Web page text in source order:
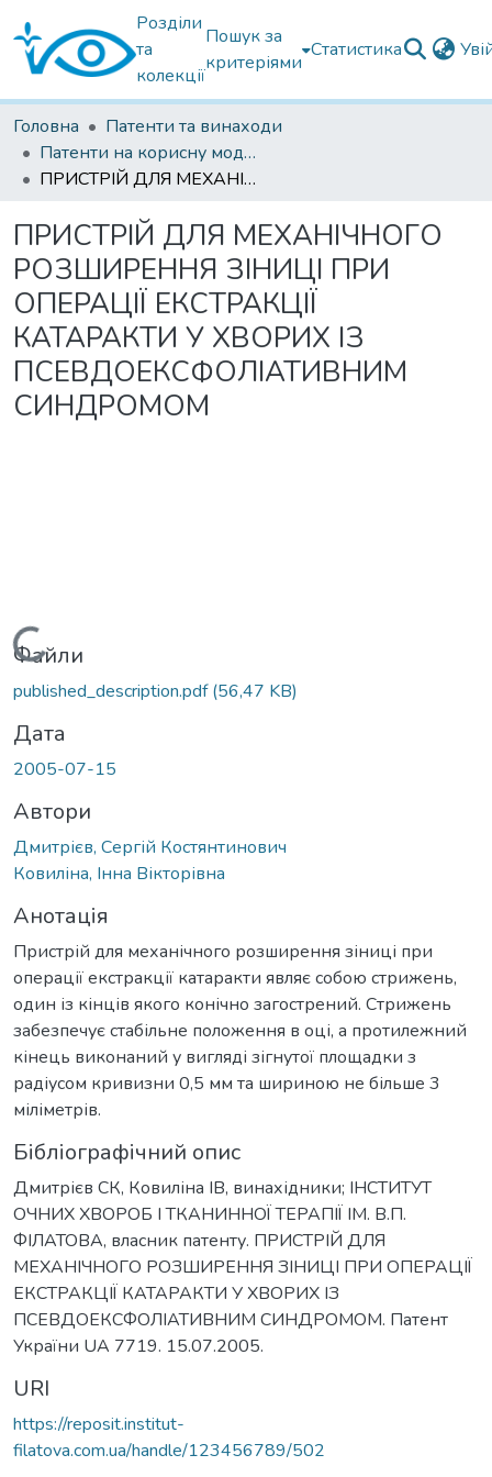
Розділи
та
колекції
Пошук за
критеріями
Статистика
Головна
Патенти та винаходи
Патенти на корисну модель
ПРИСТРІЙ ДЛЯ МЕХАНІЧНОГО РОЗШИРЕННЯ ЗІНИЦІ ПРИ ОПЕРАЦІЇ ЕКСТРАКЦІЇ КАТАРАКТИ У ХВОРИХ ІЗ ПСЕВДОЕКСФОЛІАТИВНИМ СИНДРОМОМ
ПРИСТРІЙ ДЛЯ МЕХАНІЧНОГО
РОЗШИРЕННЯ ЗІНИЦІ ПРИ
ОПЕРАЦІЇ ЕКСТРАКЦІЇ
КАТАРАКТИ У ХВОРИХ ІЗ
ПСЕВДОЕКСФОЛІАТИВНИМ
СИНДРОМОМ
Вантажиться...
Файли
published_description.pdf(56,47 KB)
Дата
2005-07-15
Автори
Дмитрієв, Сергій Костянтинович
Ковиліна, Інна Вікторівна
Анотація
Пристрій для механічного розширення зіниці при
операції екстракції катаракти являє собою стрижень,
один із кінців якого конічно загострений. Стрижень
забезпечує стабільне положення в оці, а протилежний
кінець виконаний у вигляді зігнутої площадки з
радіусом кривизни 0,5 мм та шириною не більше 3
міліметрів.
Бібліографічний опис
Дмитрієв СК, Ковиліна ІВ, винахідники; ІНСТИТУТ
ОЧНИХ ХВОРОБ І ТКАНИННОЇ ТЕРАПІЇ ІМ. В.П.
ФІЛАТОВА, власник патенту. ПРИСТРІЙ ДЛЯ
МЕХАНІЧНОГО РОЗШИРЕННЯ ЗІНИЦІ ПРИ ОПЕРАЦІЇ
ЕКСТРАКЦІЇ КАТАРАКТИ У ХВОРИХ ІЗ
ПСЕВДОЕКСФОЛІАТИВНИМ СИНДРОМОМ. Патент
України UA 7719. 15.07.2005.
URI
https://reposit.institut-
filatova.com.ua/handle/123456789/502